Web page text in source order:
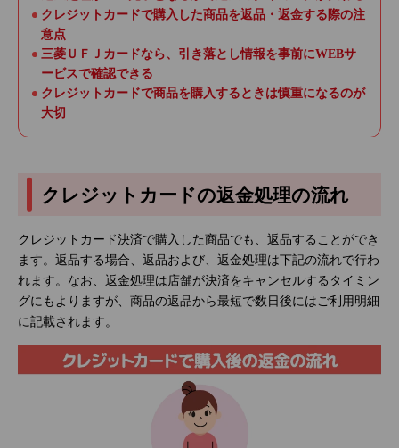
クレジットカードで購入した商品を返品・返金する際の注
意点
三菱ＵＦＪカードなら、引き落とし情報を事前にWEBサ
ービスで確認できる
クレジットカードで商品を購入するときは慎重になるのが
大切
クレジットカードの返金処理の流れ
クレジットカード決済で購入した商品でも、返品することができ
ます。返品する場合、返品および、返金処理は下記の流れで行わ
れます。なお、返金処理は店舗が決済をキャンセルするタイミン
グにもよりますが、商品の返品から最短で数日後にはご利用明細
に記載されます。